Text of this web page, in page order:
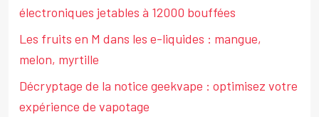
électroniques jetables à 12000 bouffées
Les fruits en M dans les e-liquides : mangue,
melon, myrtille
Décryptage de la notice geekvape : optimisez votre
expérience de vapotage